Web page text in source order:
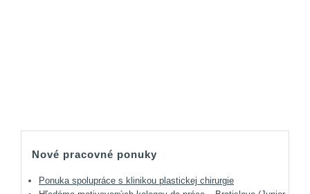
Nové pracovné ponuky
Ponuka spolupráce s klinikou plastickej chirurgie